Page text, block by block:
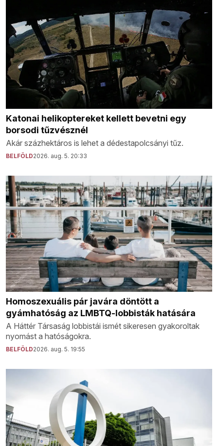
Katonai helikoptereket kellett bevetni egy
borsodi tűzvésznél
Akár százhektáros is lehet a dédestapolcsányi tűz.
BELFÖLD2026. aug. 5. 20:33
Homoszexuális pár javára döntött a
gyámhatóság az LMBTQ-lobbisták hatására
A Háttér Társaság lobbistái ismét sikeresen gyakoroltak
nyomást a hatóságokra.
BELFÖLD2026. aug. 5. 19:55